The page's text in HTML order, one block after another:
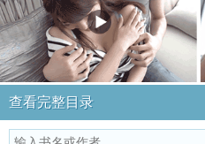
查看完整目录